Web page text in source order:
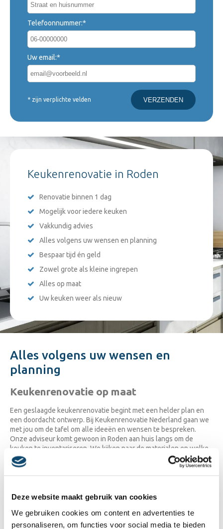
Deze website maakt gebruik van cookies
We gebruiken cookies om content en advertenties te
personaliseren, om functies voor social media te bieden
Telefoonnummer:*
Uw email:*
* zijn verplichte velden
Keukenrenovatie in Roden
Renovatie binnen 1 dag
Mogelijk voor iedere keuken
Vakkundig advies
Alles volgens uw wensen en planning
Bespaar tijd én geld
Zowel grote als kleine ingrepen
Alles op maat
Uw keuken weer als nieuw
Alles volgens uw wensen en
planning
Keukenrenovatie op maat
Een geslaagde keukenrenovatie begint met een helder plan en
een doordacht ontwerp. Bij Keukenrenovatie Nederland gaan we
met jou om de tafel om alle ideeën en wensen te bespreken.
Onze adviseur komt gewoon in Roden aan huis langs om de
keuken te inventariseren. We kijken naar de materialen en welke
onderdelen we gaan aanpakken. Ook het plaatsen van nieuw
inbouwapparatuur
behoort tot de mogelijkheden bij een
gaat de keukenspecialist in jouw regio zo snel mogelijk voor je
Keukenrenovatie in slechts één dag